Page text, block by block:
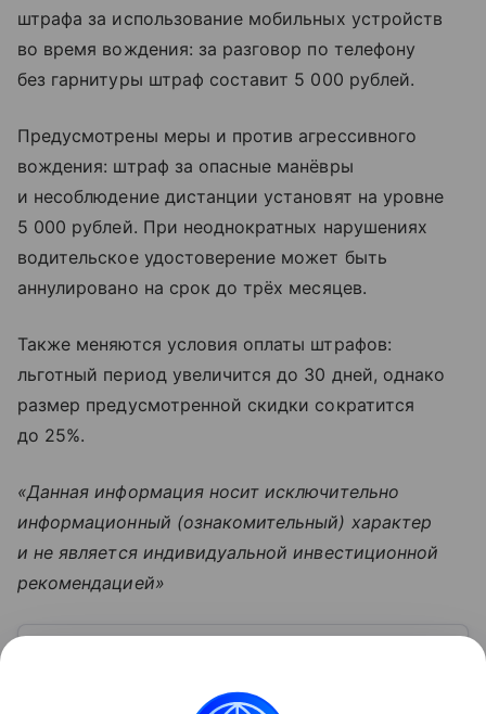
штрафа за использование мобильных устройств
во время вождения: за разговор по телефону
без гарнитуры штраф составит 5 000 рублей.
Предусмотрены меры и против агрессивного
вождения: штраф за опасные манёвры
и несоблюдение дистанции установят на уровне
5 000 рублей. При неоднократных нарушениях
водительское удостоверение может быть
аннулировано на срок до трёх месяцев.
Также меняются условия оплаты штрафов:
льготный период увеличится до 30 дней, однако
размер предусмотренной скидки сократится
до 25%.
«Данная информация носит исключительно
информационный (ознакомительный) характер
и не является индивидуальной инвестиционной
рекомендацией»
заработать на безбедную старость